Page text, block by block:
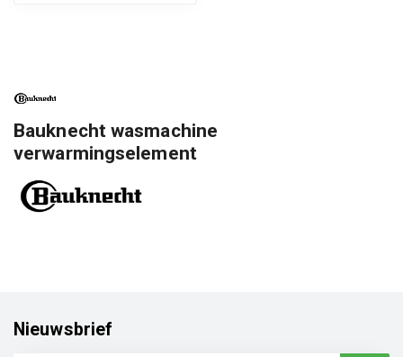
Bauknecht wasmachine
verwarmingselement
Nieuwsbrief